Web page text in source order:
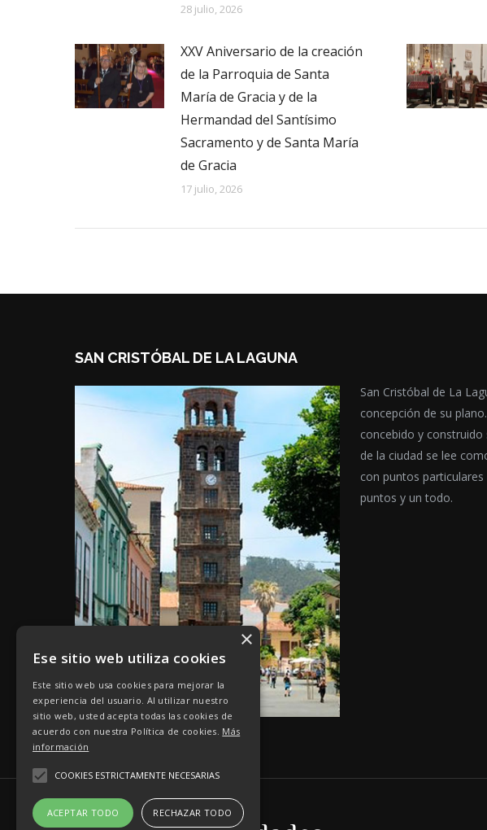
28 julio, 2026
XXV Aniversario de la creación
de la Parroquia de Santa
María de Gracia y de la
Hermandad del Santísimo
Sacramento y de Santa María
de Gracia
17 julio, 2026
SAN CRISTÓBAL DE LA LAGUNA
San Cristóbal de La
concepción de su
concebido y construido
de la ciudad se lee
con puntos
puntos y un todo.
×
Ese sitio web utiliza cookies
Este sitio web usa cookies para mejorar la
experiencia del usuario. Al utilizar nuestro
sitio web, usted acepta todas las cookies de
acuerdo con nuestra Política de cookies. Más
información
COOKIES ESTRICTAMENTE NECESARIAS
ACEPTAR TODO RECHAZAR TODO